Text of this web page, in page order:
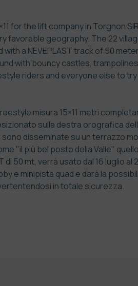
for the lift company in Torgnon
favorable geography. The 22
a NEVEPLAST track of 50
with bouncy castles,
riders and everyone else to try
misura 15×11 metri
sulla destra orografica
disseminate su un terrazzo
"il più bel posto della Valle"
di 50 mt, verrà usato dal 16 luglio
e minipista quad e darà la
in totale sicurezza.